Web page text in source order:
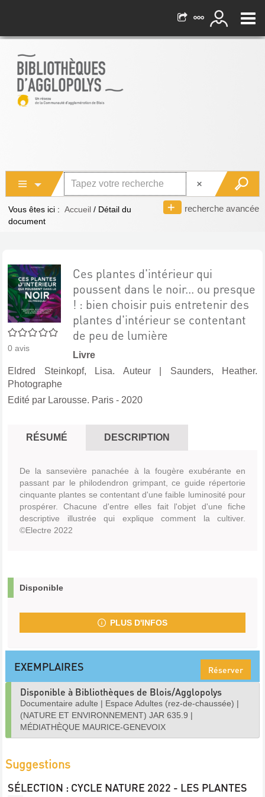
recherche avancée
Vous êtes ici : Accueil / Détail du
document
0/5
0 avis
Ces plantes d'intérieur qui
poussent dans le noir... ou presque
! : bien choisir puis entretenir des
plantes d'intérieur se contentant
de peu de lumière
Livre
Eldred Steinkopf, Lisa. Auteur| Saunders, Heather.
Photographe
Edité par Larousse. Paris - 2020
RÉSUMÉ DESCRIPTION
De la sansevière panachée à la fougère exubérante en
passant par le philodendron grimpant, ce guide répertorie
cinquante plantes se contentant d'une faible luminosité pour
prospérer. Chacune d'entre elles fait l'objet d'une fiche
descriptive illustrée qui explique comment la cultiver.
©Electre 2022
Disponible
PLUS D'INFOS
EXEMPLAIRES Réserver
Disponible à Bibliothèques de Blois/Agglopolys
Documentaire adulte | Espace Adultes (rez-de-chaussée) |
(NATURE ET ENVIRONNEMENT) JAR 635.9 |
MÉDIATHÈQUE MAURICE-GENEVOIX
Suggestions
SÉLECTION : CYCLE NATURE 2022 - LES PLANTES